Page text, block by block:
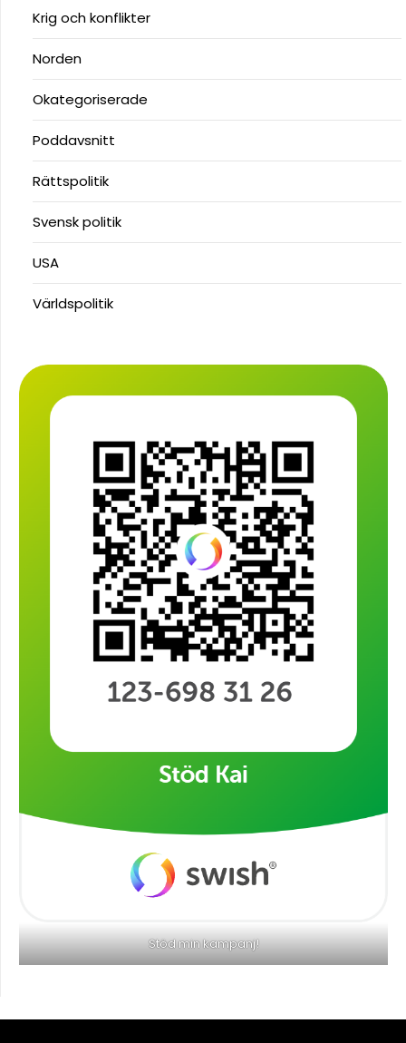
Krig och konflikter
Norden
Okategoriserade
Poddavsnitt
Rättspolitik
Svensk politik
USA
Världspolitik
Stöd min kampanj!